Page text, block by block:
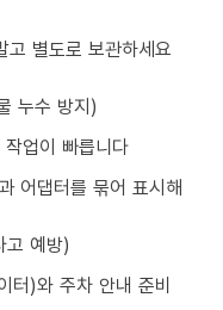
고 별도로 보관하세요
누수 방지)
업이 빠릅니다
어댑터를 묶어 표시해
고 예방)
터)와 주차 안내 준비